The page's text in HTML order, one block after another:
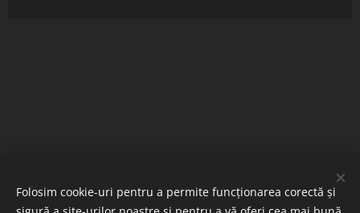
Email:comenzi@eurosip.ro
Telefon/WhatsApp
0767034522
Folosim cookie-uri pentru a permite funcționarea corectă și